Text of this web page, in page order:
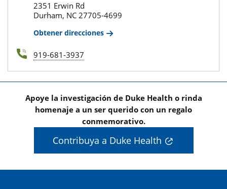
2351 Erwin Rd
Durham, NC 27705-4699
Obtener direcciones
919-681-3937
Apoye la investigación de Duke Health o rinda
homenaje a un ser querido con un regalo
conmemorativo.
Contribuya a Duke Health